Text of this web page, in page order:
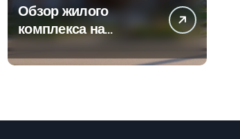
Обзор жилого
комплекса на
24